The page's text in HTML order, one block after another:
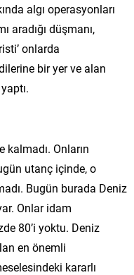
algı operasyonları
aradığı düşmanı,
onlarda
bir yer ve alan
Onların
utanç içinde, o
Bugün burada Deniz
Onlar idam
80’i yoktu. Deniz
en önemli
kararlı